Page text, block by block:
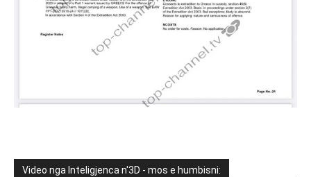
Video nga Inteligjenca n'3D - mos e humbisni: